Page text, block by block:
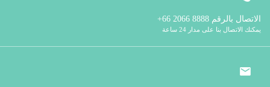
الاتصال بالرقم
يمكنك الاتصال بنا على مدار 24 ساعة